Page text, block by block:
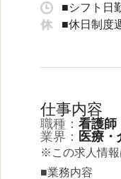
■シフト日
■休日制度
仕事内容
職種： 看護師
業界： 医療
※この求人情報
■業務内容